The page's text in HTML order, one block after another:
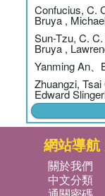
Confucius, C.
Bruya ,
Sun-Tzu, C.
Bruya ,
Yanming An、
Zhuangzi,
Edward
網站導航
關於我們
中文分類